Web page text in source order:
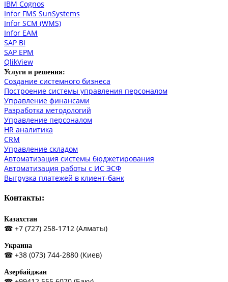
IBM Cognos
Infor FMS SunSystems
Infor SCM (WMS)
Infor EAM
SAP BI
SAP EPM
QlikView
Услуги и решения:
Создание системного бизнеса
Построение системы управления персоналом
Управление финансами
Разработка методологий
Управление персоналом
HR аналитика
СRM
Управление складом
Автоматизация системы бюджетирования
Автоматизация работы с ИС ЭСФ
Выгрузка платежей в клиент-банк
Контакты:
Казахстан
☎ +7 (727) 258-1712 (Алматы)
Украина
☎ +38 (073) 744-2880 (Киев)
Азербайджан